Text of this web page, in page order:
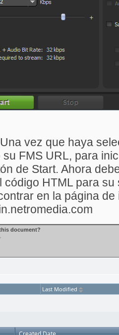
Una vez que haya
FMS URL, para
de Start. Ahora
código HTML para
en la página
document?
Last Modified